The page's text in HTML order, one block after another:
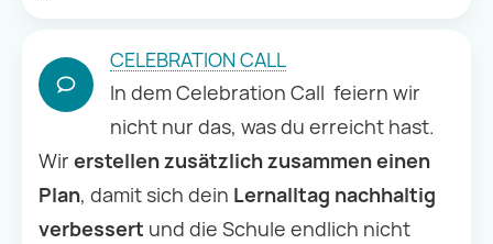
CELEBRATION CALL
In dem Celebration Call feiern wir
nicht nur das, was du erreicht hast.
Wir erstellen zusätzlich zusammen einen
Plan, damit sich dein Lernalltag nachhaltig
verbessert und die Schule endlich nicht